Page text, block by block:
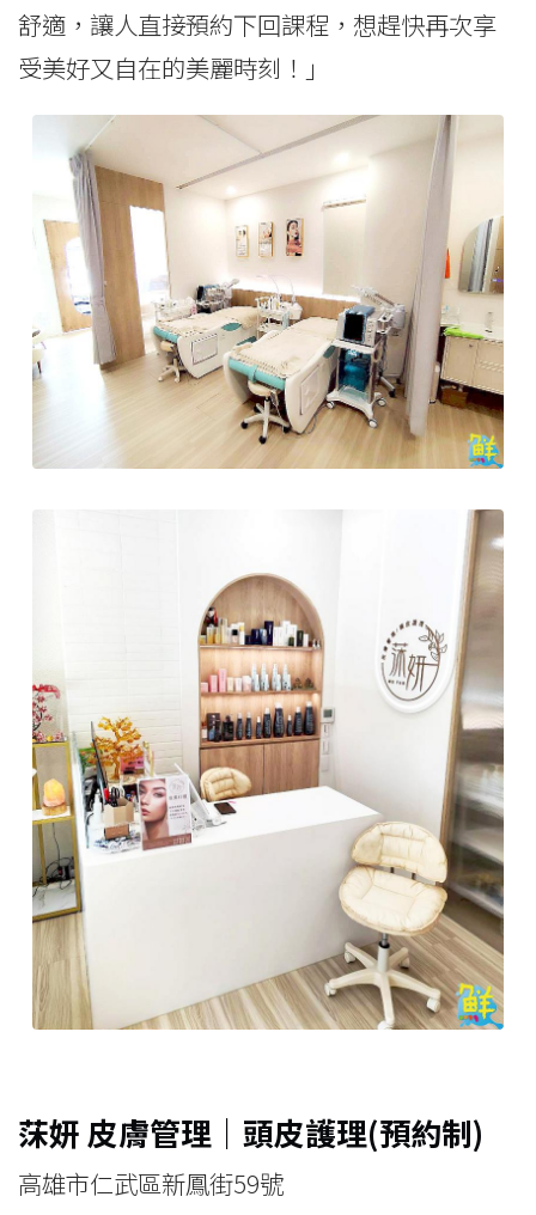
舒適，讓人直接預約下回課程，想趕快再次享
受美好又自在的美麗時刻！」
莯妍 皮膚管理｜頭皮護理(預約制)
高雄市仁武區新鳳街59號